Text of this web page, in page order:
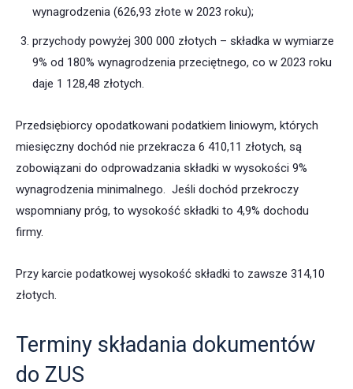
wynagrodzenia (626,93 złote w 2023 roku);
przychody powyżej 300 000 złotych – składka w wymiarze
9% od 180% wynagrodzenia przeciętnego, co w 2023 roku
daje 1 128,48 złotych.
Przedsiębiorcy opodatkowani podatkiem liniowym, których
miesięczny dochód nie przekracza 6 410,11 złotych, są
zobowiązani do odprowadzania składki w wysokości 9%
wynagrodzenia minimalnego. Jeśli dochód przekroczy
wspomniany próg, to wysokość składki to 4,9% dochodu
firmy.
Przy karcie podatkowej wysokość składki to zawsze 314,10
złotych.
Terminy składania dokumentów
do ZUS